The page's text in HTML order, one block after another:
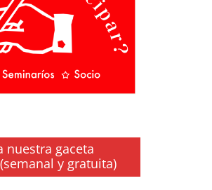
nuestra gaceta
y gratuita)